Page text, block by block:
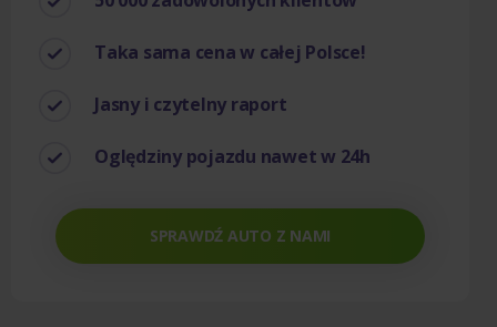
Taka sama cena w całej Polsce!
Jasny i czytelny raport
Oględziny pojazdu nawet w 24h
SPRAWDŹ AUTO Z NAMI